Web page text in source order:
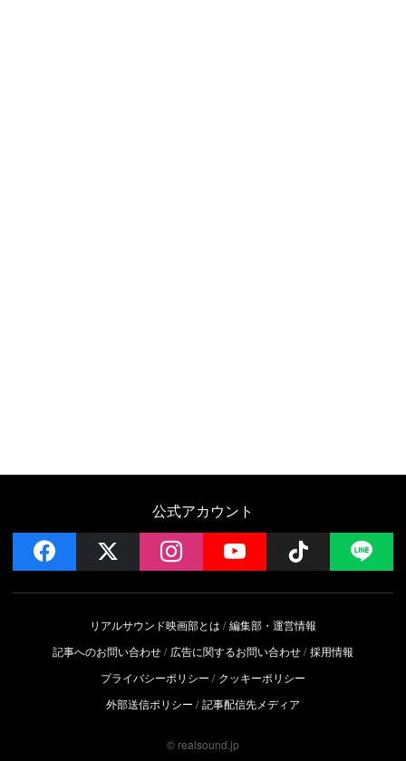
公式アカウント
facebook instagramYouTube Follow
リアルサウンド映画部とは
編集部・運営情報
記事へのお問い合わせ
広告に関するお問い合わせ 採用情報
プライバシーポリシー
クッキーポリシー
外部送信ポリシー
記事配信先メディア
© realsound.jp